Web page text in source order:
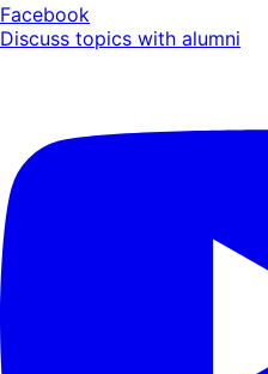
Facebook
Discuss topics with alumni